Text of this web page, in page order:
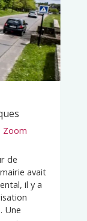
Zoom
de
avait
il y a
Une